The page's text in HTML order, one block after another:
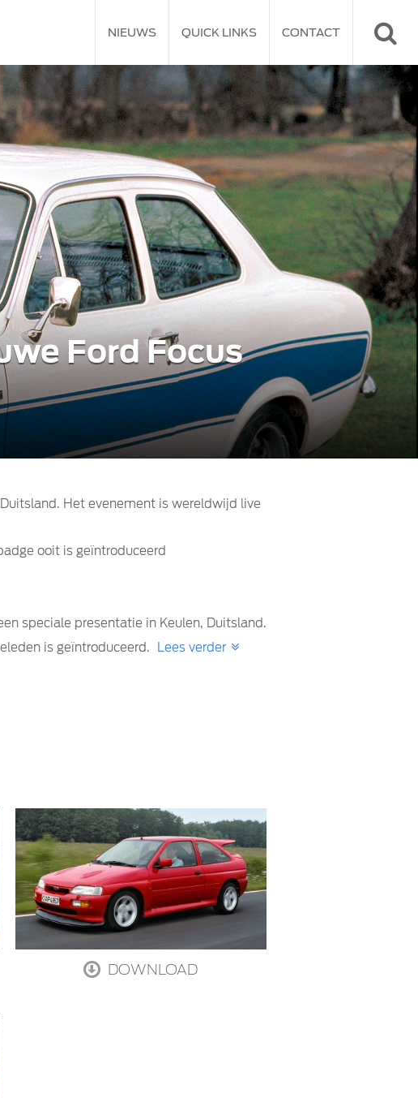
NIEUWS QUICK LINKS CONTACT
Ford Focus
Het evenement is wereldwijd live
ooit is geïntroduceerd
speciale presentatie in Keulen, Duitsland.
is geïntroduceerd.
Lees verder
DOWNLOAD